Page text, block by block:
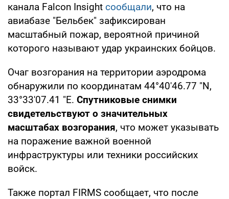
канала Falcon Insight сообщали, что на
авиабазе "Бельбек" зафиксирован
масштабный пожар, вероятной причиной
которого называют удар украинских бойцов.
Очаг возгорания на территории аэродрома
обнаружили по координатам 44°40'46.77 "N,
33°33'07.41 "E. Спутниковые снимки
свидетельствуют о значительных
масштабах возгорания, что может указывать
на поражение важной военной
инфраструктуры или техники российских
войск.
Также портал FIRMS сообщает, что после